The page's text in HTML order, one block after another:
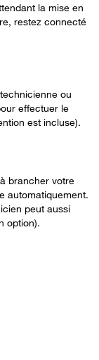
la mise en
restez connecté
ou
effectuer le
est incluse).
brancher votre
automatiquement.
peut aussi
option).